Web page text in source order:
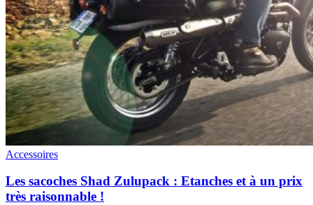
Accessoires
Les sacoches Shad Zulupack : Etanches et à un prix
très raisonnable !